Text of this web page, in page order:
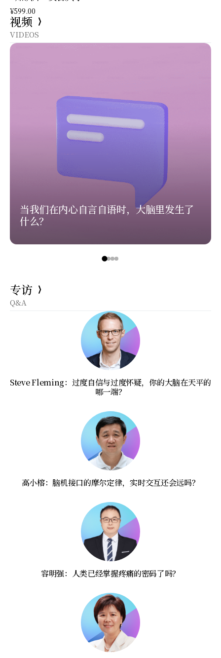
¥599.00
视频
VIDEOS
当我们在内心自言自语时，大脑里发生了
什么？
专访
Q&A
Steve Fleming：过度自信与过度怀疑，你的大脑在天平的
哪一端？
高小榕：脑机接口的摩尔定律，实时交互还会远吗？
容明强：人类已经掌握疼痛的密码了吗？